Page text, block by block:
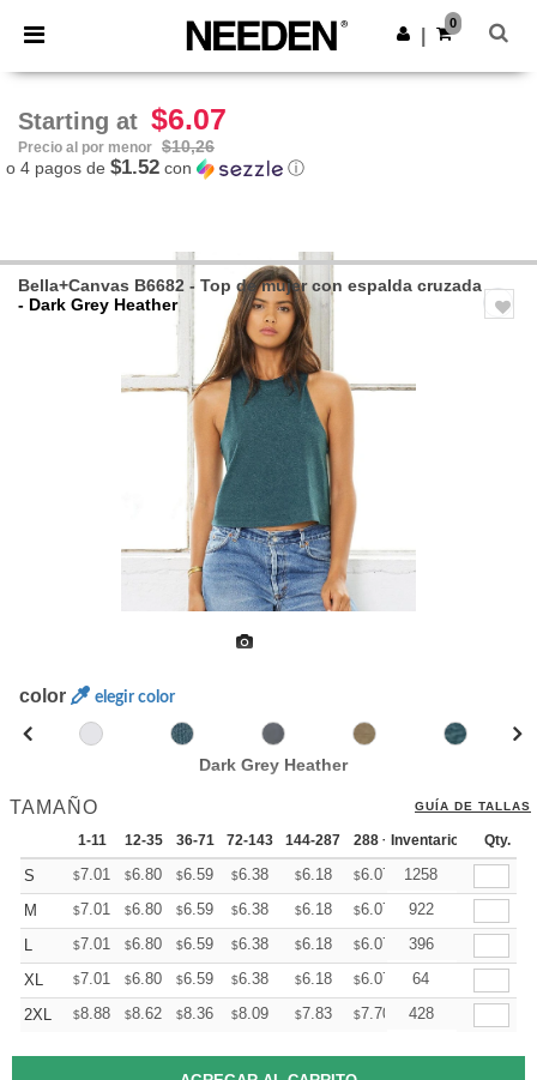
× App de Needen
¡Mejores precios en app!
Descargar app
0
Starting at $6.07
Precio al por menor $10,26
o 4 pagos de $1.52 con ⓘ
Bella+Canvas B6682 - Top de mujer con espalda cruzada
- Dark Grey Heather
color elegir color
Dark Grey Heather
TAMAÑO GUÍA DE TALLAS
1-11 12-35 36-71 72-143 144-287 288 + Mas
Inventario Qty.
S $7.01 $6.80 $6.59 $6.38 $6.18 $6.07 +
1258
M
$7.01 $6.80 $6.59 $6.38 $6.18 $6.07 +
922
L
$7.01 $6.80 $6.59 $6.38 $6.18 $6.07 +
396
XL
$7.01 $6.80 $6.59 $6.38 $6.18 $6.07 +
64
2XL
$8.88 $8.62 $8.36 $8.09 $7.83 $7.70 +
428